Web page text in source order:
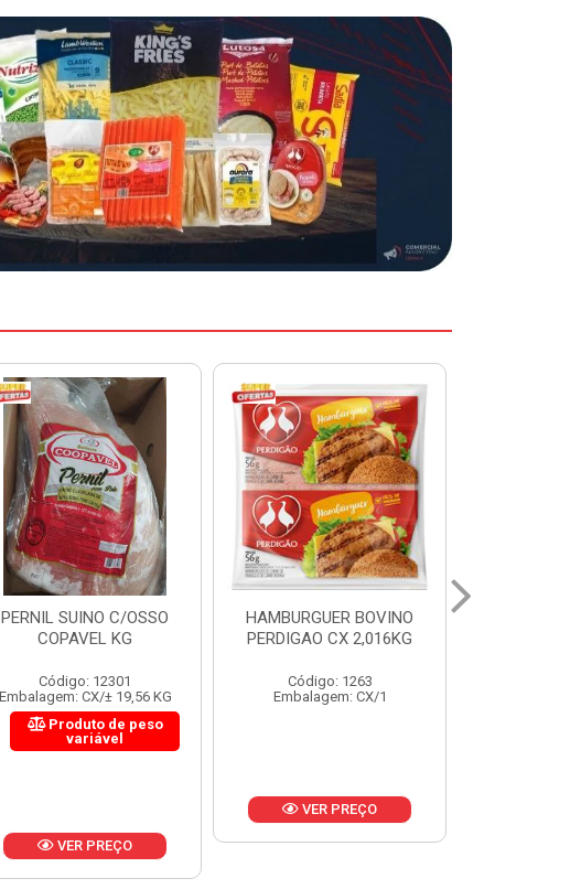
HAMBURGUER BOVINO
PERDIGAO CX 2,016KG
Código: 1263
Embalagem: CX/1
MARGARINA DELINE
CAIXA 24X250G
Código: 12886
Embalagem: CX/1
VER PREÇO